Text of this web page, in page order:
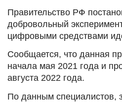
Правительство РФ
добровольный
цифровыми средствами
Сообщается, что данная
начала мая 2021 года и
августа 2022 года.
По данным специалистов,